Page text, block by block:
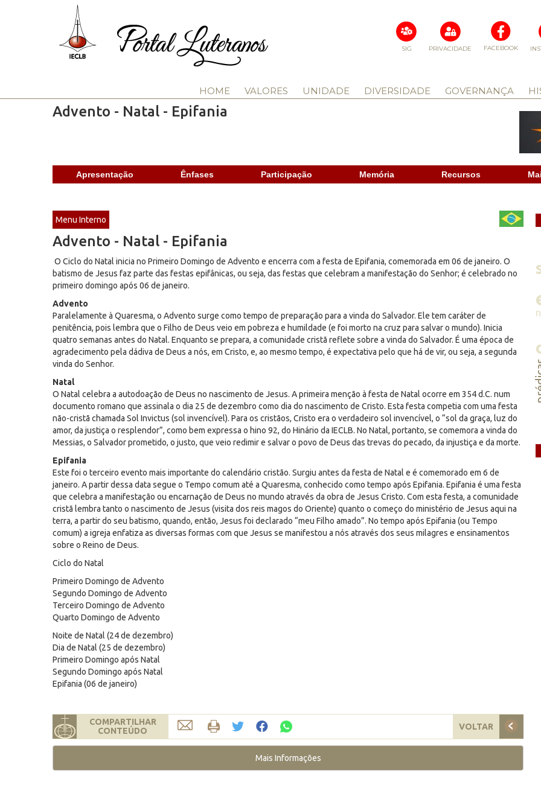
FACEBOOK
PRIVACIDADE
SIG
HOME VALORES UNIDADE DIVERSIDADE GOVERNANÇA
Advento - Natal - Epifania
Apresentação Ênfases Participação Memória Recursos
Menu Interno
Advento - Natal - Epifania
O Ciclo do Natal inicia no Primeiro Domingo de Advento e encerra com a festa de Epifania, comemorada em 06 de janeiro. O
batismo de Jesus faz parte das festas epifânicas, ou seja, das festas que celebram a manifestação do Senhor; é celebrado no
primeiro domingo após 06 de janeiro.
Advento
Paralelamente à Quaresma, o Advento surge como tempo de preparação para a vinda do Salvador. Ele tem caráter de
penitência, pois lembra que o Filho de Deus veio em pobreza e humildade (e foi morto na cruz para salvar o mundo). Inicia
quatro semanas antes do Natal. Enquanto se prepara, a comunidade cristã reflete sobre a vinda do Salvador. É uma época de
agradecimento pela dádiva de Deus a nós, em Cristo, e, ao mesmo tempo, é expectativa pelo que há de vir, ou seja, a segunda
vinda do Senhor.
Natal
O Natal celebra a autodoação de Deus no nascimento de Jesus. A primeira menção à festa de Natal ocorre em 354 d.C. num
documento romano que assinala o dia 25 de dezembro como dia do nascimento de Cristo. Esta festa competia com uma festa
não-cristã chamada Sol Invictus (sol invencível). Para os cristãos, Cristo era o verdadeiro sol invencível, o “sol da graça, luz do
amor, da justiça o resplendor”, como bem expressa o hino 92, do Hinário da IECLB. No Natal, portanto, se comemora a vinda do
Messias, o Salvador prometido, o justo, que veio redimir e salvar o povo de Deus das trevas do pecado, da injustiça e da morte.
Epifania
Este foi o terceiro evento mais importante do calendário cristão. Surgiu antes da festa de Natal e é comemorado em 6 de
janeiro. A partir dessa data segue o Tempo comum até a Quaresma, conhecido como tempo após Epifania. Epifania é uma festa
que celebra a manifestação ou encarnação de Deus no mundo através da obra de Jesus Cristo. Com esta festa, a comunidade
cristã lembra tanto o nascimento de Jesus (visita dos reis magos do Oriente) quanto o começo do ministério de Jesus aqui na
terra, a partir do seu batismo, quando, então, Jesus foi declarado “meu Filho amado”. No tempo após Epifania (ou Tempo
comum) a igreja enfatiza as diversas formas com que Jesus se manifestou a nós através dos seus milagres e ensinamentos
sobre o Reino de Deus.
Ciclo do Natal
Primeiro Domingo de Advento
Segundo Domingo de Advento
Terceiro Domingo de Advento
Quarto Domingo de Advento
Noite de Natal (24 de dezembro)
Dia de Natal (25 de dezembro)
Primeiro Domingo após Natal
Segundo Domingo após Natal
Epifania (06 de janeiro)
COMPARTILHAR
CONTEÚDO
VOLTAR
Mais Informações